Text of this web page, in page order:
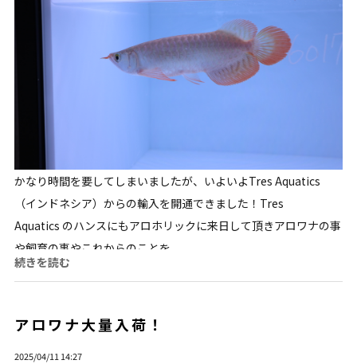
かなり時間を要してしまいましたが、いよいよTres Aquatics
（インドネシア）からの輸入を開通できました！Tres
Aquatics のハンスにもアロホリックに来日して頂きアロワナの事
や飼育の事やこれからのことを...
続きを読む
アロワナ大量入荷！
2025/04/11 14:27